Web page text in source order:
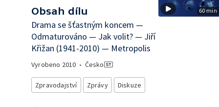
Obsah dílu
Drama se šťastným koncem —
Odmaturováno — Jak volit? — Jiří
Křižan (1941-2010) — Metropolis
Vyrobeno 2010 • Česko
Zpravodajství Zprávy Diskuze
60 min